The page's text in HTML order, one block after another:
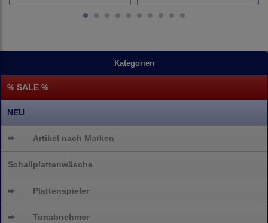
Kategorien
% SALE %
NEU
➨ Artikel nach Marken
Schallplattenwäsche
➨ Plattenspieler
➨ Tonabnehmer